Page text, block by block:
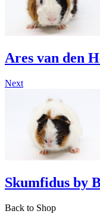
Ares van den
Next
Skumfidus by
Back to Shop